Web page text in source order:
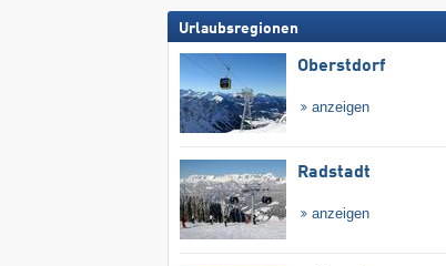
Urlaubsregionen
Oberstdorf
anzeigen
Radstadt
anzeigen